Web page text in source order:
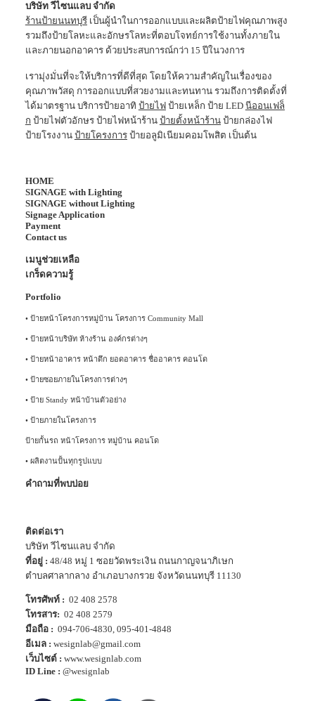
บริษัท วีไซนแลบ จำกัด
ร้านป้ายนนทบุรีเป็นผู้นำในการออกแบบและผลิตป้ายไฟคุณภาพสูง
รวมถึงป้ายโลหะและอักษรโลหะที่ตอบโจทย์การใช้งานทั้งภายใน
และภายนอกอาคาร ด้วยประสบการณ์กว่า 15 ปีในวงการ
เรามุ่งมั่นที่จะให้บริการที่ดีที่สุด โดยให้ความสำคัญในเรื่องของ
คุณภาพวัสดุ การออกแบบที่สวยงามและทนทาน รวมถึงการติดตั้งที่
ได้มาตรฐาน บริการป้ายอาทิ ป้ายไฟ ป้ายเหล็ก ป้าย LED นีออนเฟล็
ก ป้ายไฟตัวอักษร ป้ายไฟหน้าร้าน ป้ายตั้งหน้าร้านป้ายกล่องไฟ
ป้ายโรงงาน ป้ายโครงการป้ายอลูมิเนียมคอมโพสิต เป็นต้น
HOME
SIGNAGE with Lighting
SIGNAGE without Lighting
Signage Application
Payment
Contact us
เมนูช่วยเหลือ
เกร็ดความรู้
Portfolio
• ป้ายหน้าโครงการหมู่บ้าน โครงการ Community Mall
• ป้ายหน้าบริษัท ห้างร้าน องค์กรต่างๆ
• ป้ายหน้าอาคาร หน้าตึก ยอดอาคาร ชื่ออาคาร คอนโด
• ป้ายซอยภายในโครงการต่างๆ
• ป้าย Standy หน้าบ้านตัวอย่าง
• ป้ายภายในโครงการ
ป้ายกั้นรถ หน้าโครงการ หมู่บ้าน คอนโด
• ผลิตงานปั้นทุกรูปแบบ
คำถามที่พบบ่อย
ติดต่อเรา
บริษัท วีไซนแลบ จำกัด
ที่อยู่ : 48/48 หมู่ 1 ซอยวัดพระเงิน ถนนกาญจนาภิเษก
ตำบลศาลากลาง อำเภอบางกรวย จังหวัดนนทบุรี 11130
โทรศัพท์ : 02 408 2578
โทรสาร: 02 408 2579
มือถือ : 094-706-4830, 095-401-4848
อีเมล : wesignlab@gmail.com
เว็บไซต์ : www.wesignlab.com
ID Line : @wesignlab